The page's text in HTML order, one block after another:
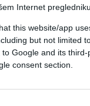
Internet
this website/app
but not limited
Google and its
consent section.
04.09.17. 22:20
Naručivale
DOBILE SU